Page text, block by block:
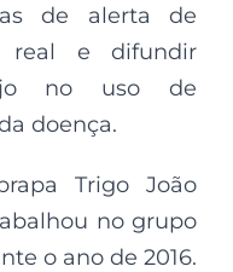
de alerta de
real e difundir
no uso de
doença.
Trigo João
no grupo
o ano de 2016.